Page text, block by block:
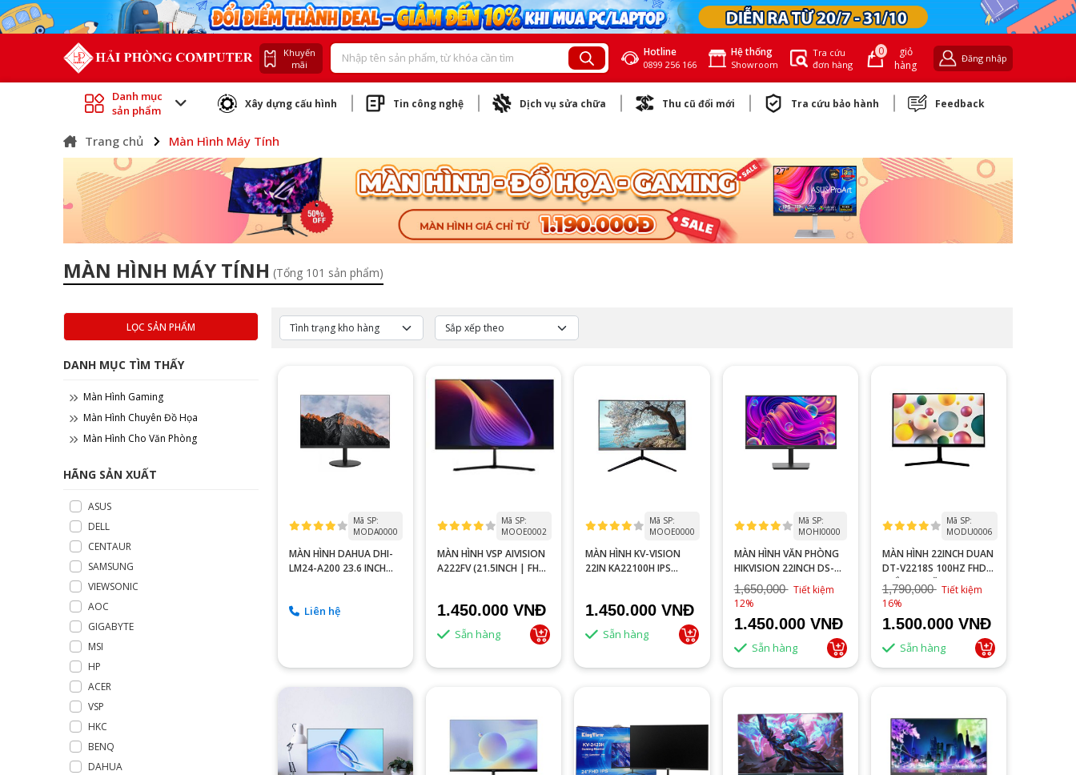
Khuyến
mãi
Hotline
0899 256 166
Hệ thống
Showroom
Tra cứu
đơn hàng
0
giỏ
hàng
Đăng nhập
Danh mục
sản phẩm
Xây dựng cấu hình Tin công nghệ Dịch vụ sửa chữa Thu cũ đổi mới Tra cứu bảo hành Feedback
Trang chủ Màn Hình Máy Tính
MÀN HÌNH MÁY TÍNH (Tổng 101 sản phẩm)
LỌC SẢN PHẨM
DANH MỤC TÌM THẤY
Màn Hình Gaming
Màn Hình Chuyên Đồ Họa
Màn Hình Cho Văn Phòng
HÃNG SẢN XUẤT
ASUS
DELL
CENTAUR
SAMSUNG
VIEWSONIC
AOC
GIGABYTE
MSI
HP
ACER
VSP
HKC
BENQ
DAHUA
Mã SP:
MODA0000
MÀN HÌNH DAHUA DHI-
LM24-A200 23.6 INCH
Liên hệ
Mã SP:
MOOE0002
MÀN HÌNH VSP AIVISION
A222FV (21.5INCH | FHD
1.450.000 VNĐ
Sẵn hàng
Mã SP:
MOOE0000
MÀN HÌNH KV-VISION
22IN KA22100H IPS
1.450.000 VNĐ
Sẵn hàng
Mã SP:
MOHI0000
MÀN HÌNH VĂN PHÒNG
HIKVISION 22INCH DS-
D5022F2-1V2
1,650,000 Tiết kiệm
12%
1.450.000 VNĐ
Sẵn hàng
Mã SP:
MODU0006
MÀN HÌNH 22INCH DUAN
DT-V2218S 100HZ FHD
TRẮNG HOẶC ĐEN
1,790,000 Tiết kiệm
16%
1.500.000 VNĐ
Sẵn hàng